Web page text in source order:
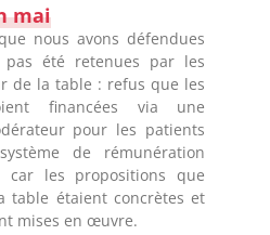
mai
nous avons défendues
pas été retenues par les
de la table : refus que les
financées via une
pour les patients
de rémunération
car les propositions que
table étaient concrètes et
mises en œuvre.